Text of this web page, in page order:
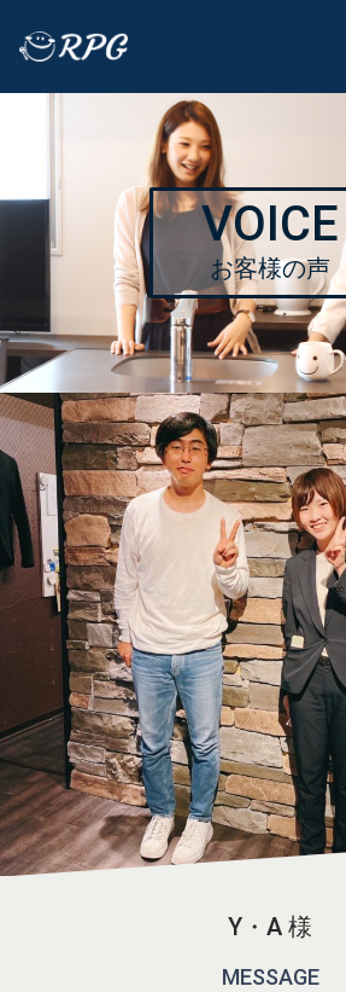
VOICE
お客様の声
Y・A 様
MESSAGE